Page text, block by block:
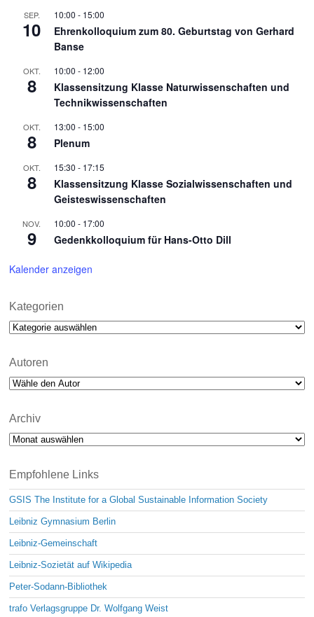
SEP.
10
10:00 - 15:00
Ehrenkolloquium zum 80. Geburtstag von Gerhard
Banse
OKT.
8
10:00 - 12:00
Klassensitzung Klasse Naturwissenschaften und
Technikwissenschaften
OKT.
8
13:00 - 15:00
Plenum
OKT.
8
15:30 - 17:15
Klassensitzung Klasse Sozialwissenschaften und
Geisteswissenschaften
NOV.
9
10:00 - 17:00
Gedenkkolloquium für Hans-Otto Dill
Kalender anzeigen
Kategorien
Kategorien
Autoren
Archiv
Archiv
Empfohlene Links
GSIS The Institute for a Global Sustainable Information Society
Leibniz Gymnasium Berlin
Leibniz-Gemeinschaft
Leibniz-Sozietät auf Wikipedia
Peter-Sodann-Bibliothek
trafo Verlagsgruppe Dr. Wolfgang Weist